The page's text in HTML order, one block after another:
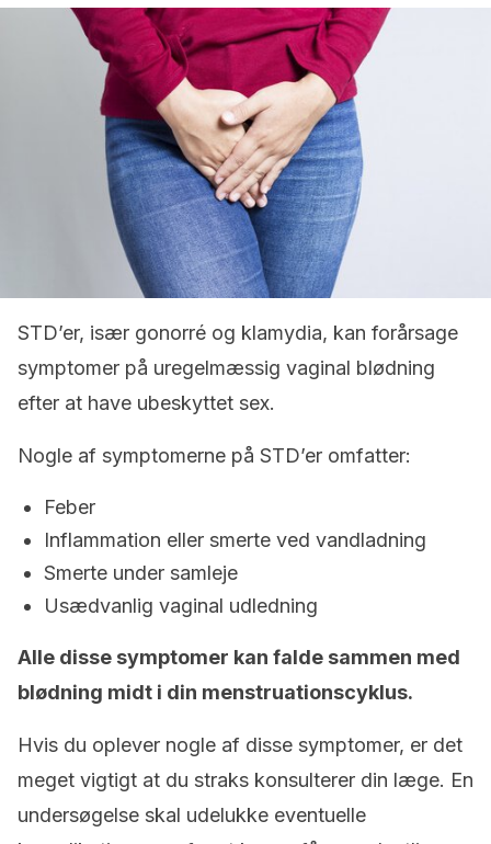
STD’er, især gonorré og klamydia, kan forårsage
symptomer på uregelmæssig vaginal blødning
efter at have ubeskyttet sex.
Nogle af symptomerne på STD’er omfatter:
Feber
Inflammation eller smerte ved vandladning
Smerte under samleje
Usædvanlig vaginal udledning
Alle disse symptomer kan falde sammen med
blødning midt i din menstruationscyklus.
Hvis du oplever nogle af disse symptomer, er det
meget vigtigt at du straks konsulterer din læge. En
undersøgelse skal udelukke eventuelle